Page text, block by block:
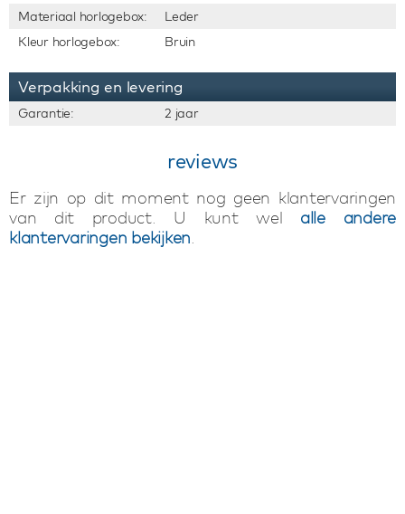
Materiaal horlogebox:
Leder
Kleur horlogebox:
Bruin
Verpakking en levering
Garantie: 2 jaar
reviews
Er zijn op dit moment nog geen klantervaringen
van dit product. U kunt wel alle andere
klantervaringen bekijken.